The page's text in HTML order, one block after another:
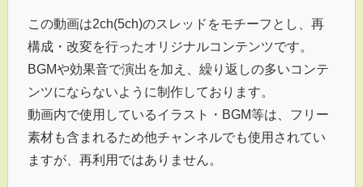
この動画は2ch(5ch)のスレッドをモチーフとし、再
構成・改変を行ったオリジナルコンテンツです。
BGMや効果音で演出を加え、繰り返しの多いコンテ
ンツにならないように制作しております。
動画内で使用しているイラスト・BGM等は、フリー
素材も含まれるため他チャンネルでも使用されてい
ますが、再利用ではありません。